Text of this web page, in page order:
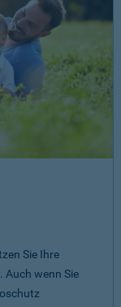
Sie Ihre
Auch wenn Sie